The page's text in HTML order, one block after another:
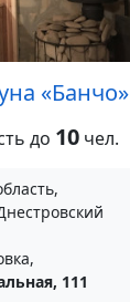
«Банчо»
до 10 чел.
111